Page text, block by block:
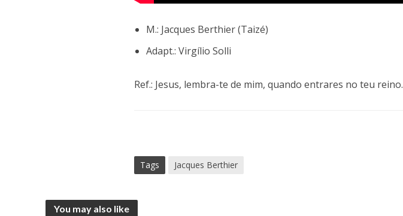
M.: Jacques Berthier (Taizé)
Adapt.: Virgílio Solli
Ref.: Jesus, lembra-te de mim, quando entrares no teu reino.
Tags Jacques Berthier
You may also like